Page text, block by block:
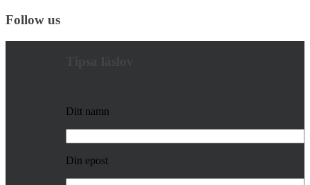
Follow us
Ditt namn
Din epost